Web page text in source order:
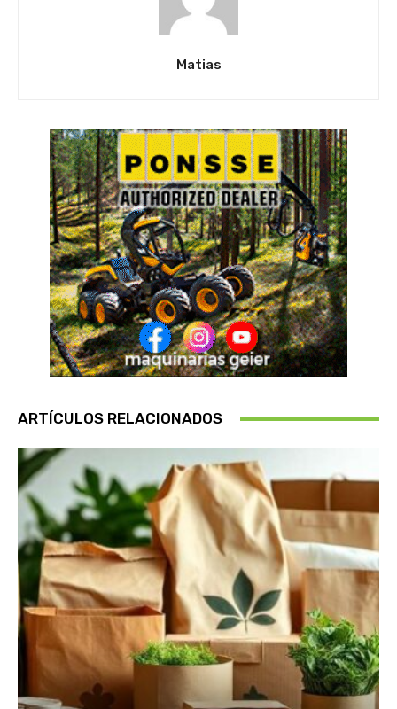
Matias
ARTÍCULOS RELACIONADOS